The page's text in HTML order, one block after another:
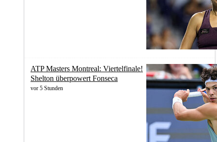
ATP Masters Montreal: Viertelfinale!
Shelton überpowert Fonseca
vor 5 Stunden